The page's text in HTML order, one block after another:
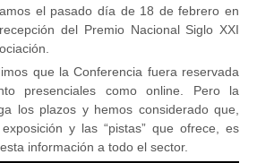
el pasado día de 18 de febrero en
del Premio Nacional Siglo XXI
que la Conferencia fuera reservada
presenciales como online. Pero la
los plazos y hemos considerado que,
y las “pistas” que ofrece, es
información a todo el sector.